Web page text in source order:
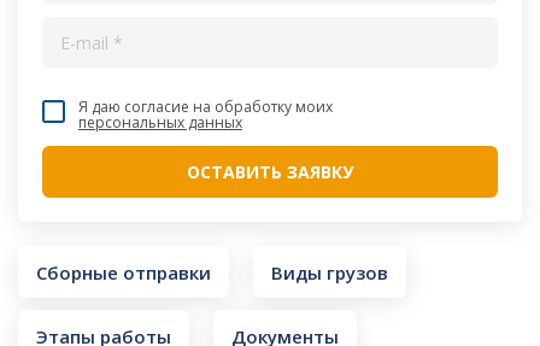
Я даю согласие на обработку моих
персональных данных
Сборные отправки Виды грузов
Этапы работы Документы